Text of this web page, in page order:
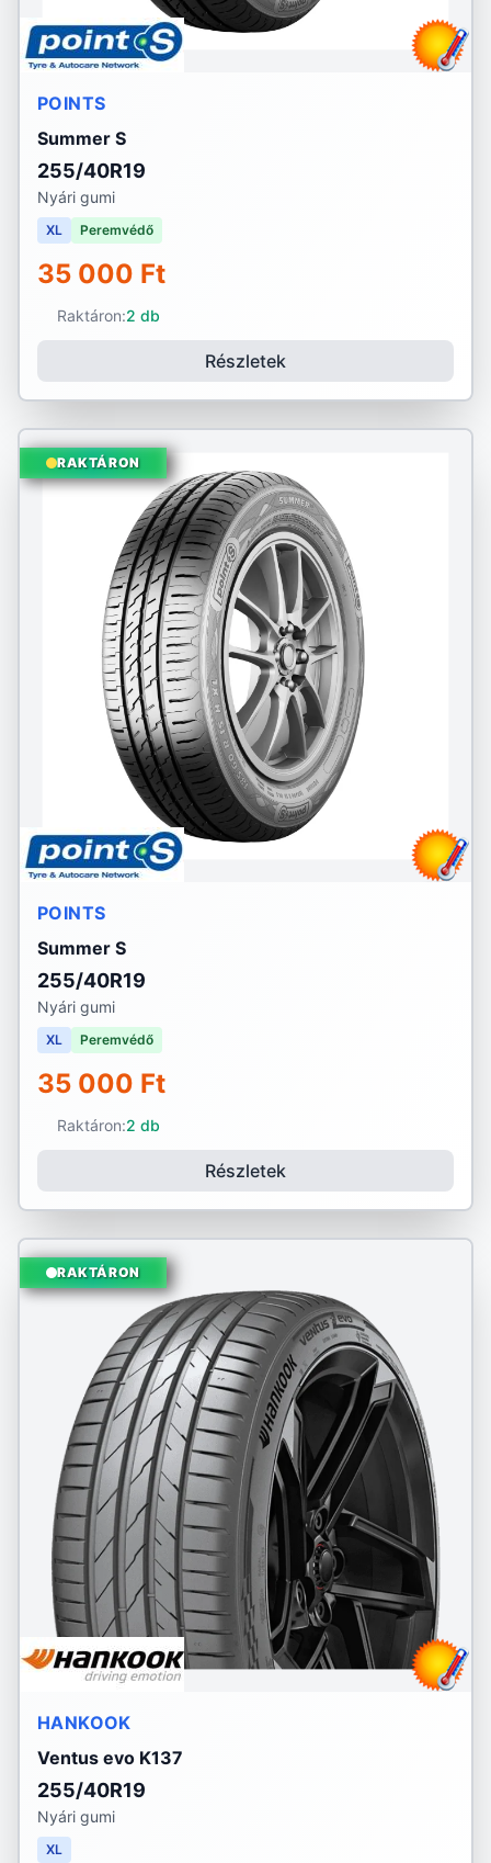
POINTS
Summer S
255/40R19
Nyári gumi
XL Peremvédő
35 000 Ft
Raktáron:2 db
Részletek
RAKTÁRON
POINTS
Summer S
255/40R19
Nyári gumi
XL Peremvédő
35 000 Ft
Raktáron:2 db
Részletek
RAKTÁRON
HANKOOK
Ventus evo K137
255/40R19
Nyári gumi
XL